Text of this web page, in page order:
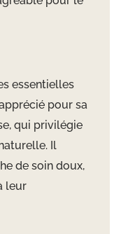
essentielles
pour sa
qui privilégie
Il
de soin doux,
leur